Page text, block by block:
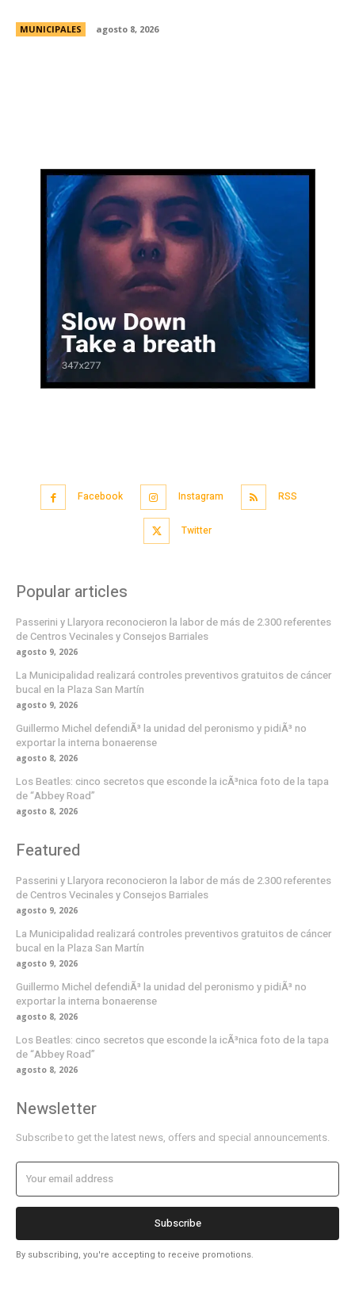
MUNICIPALES agosto 8, 2026
Facebook Instagram RSS
Twitter
Popular articles
Passerini y Llaryora reconocieron la labor de más de 2.300 referentes
de Centros Vecinales y Consejos Barriales
agosto 9, 2026
La Municipalidad realizará controles preventivos gratuitos de cáncer
bucal en la Plaza San Martín
agosto 9, 2026
Guillermo Michel defendiÃ³ la unidad del peronismo y pidiÃ³ no
exportar la interna bonaerense
agosto 8, 2026
Los Beatles: cinco secretos que esconde la icÃ³nica foto de la tapa
de “Abbey Road”
agosto 8, 2026
Featured
Passerini y Llaryora reconocieron la labor de más de 2.300 referentes
de Centros Vecinales y Consejos Barriales
agosto 9, 2026
La Municipalidad realizará controles preventivos gratuitos de cáncer
bucal en la Plaza San Martín
agosto 9, 2026
Guillermo Michel defendiÃ³ la unidad del peronismo y pidiÃ³ no
exportar la interna bonaerense
agosto 8, 2026
Los Beatles: cinco secretos que esconde la icÃ³nica foto de la tapa
de “Abbey Road”
agosto 8, 2026
Newsletter
Subscribe to get the latest news, offers and special announcements.
Subscribe
By subscribing, you're accepting to receive promotions.